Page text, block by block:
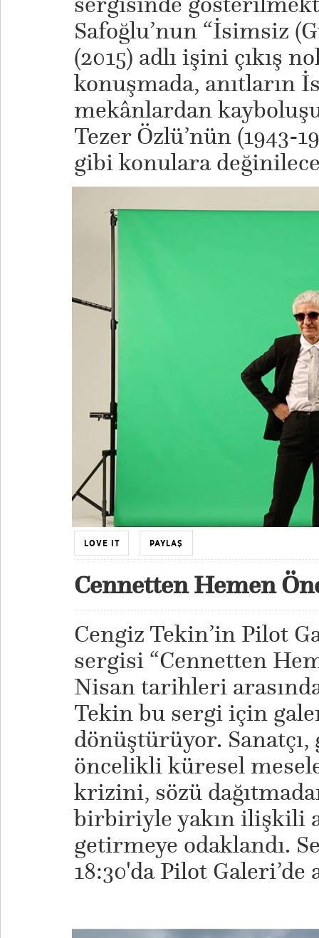
Safoğlu’nun “İsimsiz
(2015) adlı işini çıkış
konuşmada, anıtların
mekânlardan
Tezer Özlü’nün (1943-
gibi konulara
LOVE IT PAYLAŞ
Cennetten Hemen
Cengiz Tekin’in Pilot
sergisi “Cennetten
Nisan tarihleri
Tekin bu sergi için
dönüştürüyor.
öncelikli küresel
krizini, sözü
birbiriyle yakın ilişkili
getirmeye odaklandı.
18:30'da Pilot Galeri’de